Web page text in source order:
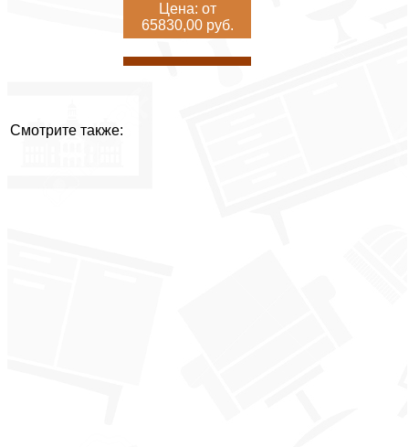
Цена: от
65830,00 руб.
Смотрите также: